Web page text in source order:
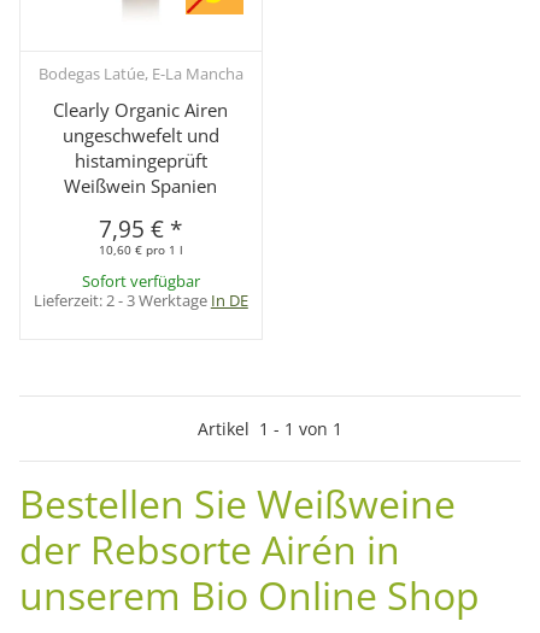
Bodegas Latúe, E-La Mancha
Clearly Organic Airen
ungeschwefelt und
histamingeprüft
Weißwein Spanien
7,95 € *
10,60 € pro 1 l
Sofort verfügbar
Lieferzeit:2 - 3 Werktage In DE
Artikel 1 - 1 von 1
Bestellen Sie Weißweine
der Rebsorte Airén in
unserem Bio Online Shop